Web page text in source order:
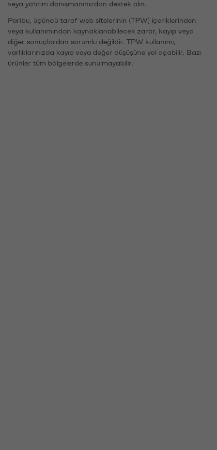
veya yatırım danışmanınızdan destek alın.
Paribu, üçüncü taraf web sitelerinin (TPW) içeriklerinden
veya kullanımından kaynaklanabilecek zarar, kayıp veya
diğer sonuçlardan sorumlu değildir. TPW kullanımı,
varlıklarınızda kayıp veya değer düşüşüne yol açabilir. Bazı
ürünler tüm bölgelerde sunulmayabilir.